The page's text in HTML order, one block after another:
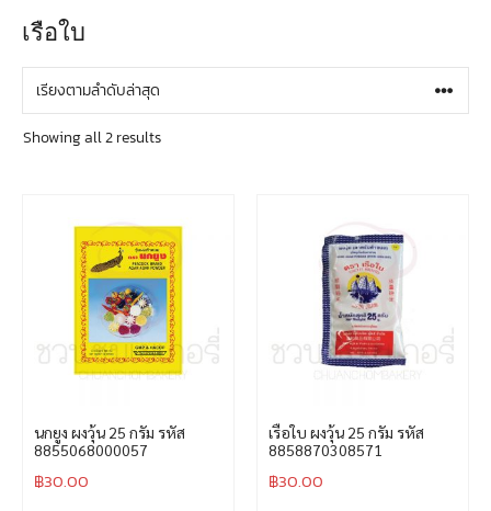
เรือใบ
Showing all 2 results
นกยูง ผงวุ้น 25 กรัม รหัส
8855068000057
฿30.00
เรือใบ ผงวุ้น 25 กรัม รหัส
8858870308571
฿30.00